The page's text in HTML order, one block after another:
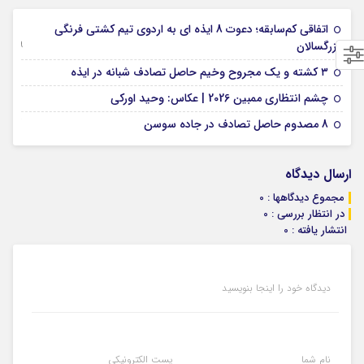
اتفاقی کم‌سابقه؛ دعوت 8 ایذه ای به اردوی تیم کشتی فرنگی
بزرگسالان
09 جولای 2026
۳ کشته و یک مجروح وخیم حاصل تصادف شبانه در ایذه
چشم انتظاری ممبین 2026 | عکاس: وحید اورکی
8 مصدوم حاصل تصادف در جاده سوسن
ارسال دیدگاه
مجموع دیدگاهها : 0
در انتظار بررسی : 0
انتشار یافته : 0
دیدگاه خود را اینجا بنویسید
نام شما پست الکترونیکی